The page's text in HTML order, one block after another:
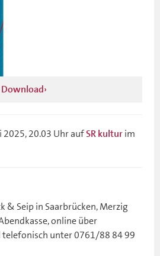
2025, 20.03 Uhr aufSR kultur im
& Seip in Saarbrücken, Merzig
online über
telefonisch unter 0761/88 84 99